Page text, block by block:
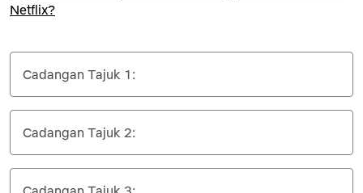
Netflix?
Cadangan Tajuk 1:
Cadangan Tajuk 2: